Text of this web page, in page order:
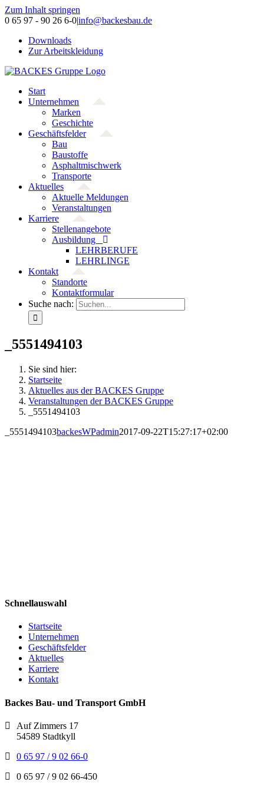
Zum Inhalt springen
0 65 97 - 90 26 6-0|info@backesbau.de
Downloads
Zur Arbeitskleidung
Start
Unternehmen
Marken
Geschichte
Geschäftsfelder
Bau
Baustoffe
Asphaltmischwerk
Transporte
Aktuelles
Aktuelle Meldungen
Veranstaltungen
Karriere
Stellenangebote
Ausbildung
LEHRBERUFE
LEHRLINGE
Kontakt
Standorte
Kontaktformular
Suche nach:
_5551494103
Sie sind hier:
Startseite
Aktuelles aus der BACKES Gruppe
Veranstaltungen der BACKES Gruppe
_5551494103
_5551494103backesWPadmin2017-09-22T15:27:17+02:00
Schnellauswahl
Startseite
Unternehmen
Geschäftsfelder
Aktuelles
Karriere
Kontakt
Backes Bau- und Transport GmbH
Auf Zimmers 17
54589 Stadtkyll
0 65 97 / 9 02 66-0
0 65 97 / 9 02 66-450